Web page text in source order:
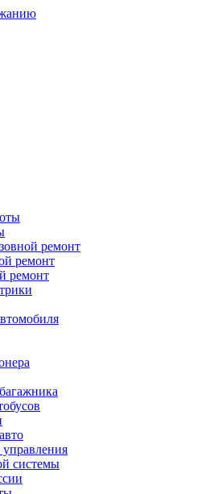
ремонт
ремонт
ремонт
управления
системы